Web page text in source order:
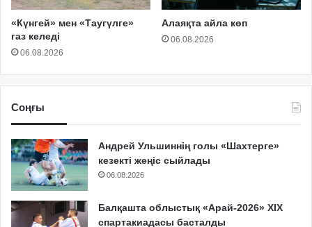
«Күнгей» мен «Таугүлге»
газ келеді
06.08.2026
Алаяқта айла көп
06.08.2026
Соңғы
Андрей Ульшиннің голы «Шахтерге»
кезекті жеңіс сыйлады
06.08.2026
Балқашта облыстық «Арай-2026» XIX
спартакиадасы басталды